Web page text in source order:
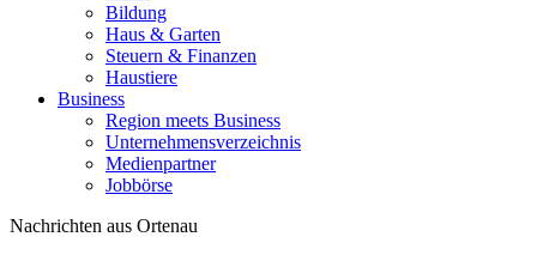
Bildung
Haus & Garten
Steuern & Finanzen
Haustiere
Business
Region meets Business
Unternehmensverzeichnis
Medienpartner
Jobbörse
Nachrichten aus Ortenau